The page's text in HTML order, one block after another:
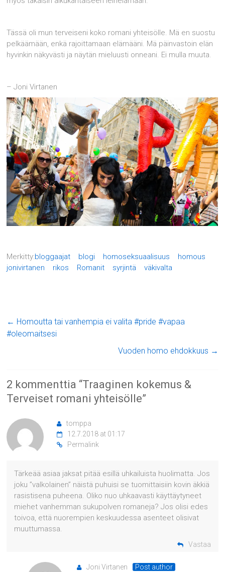
Tässä oli mun terveiseni koko romani yhteisölle. Mä en suostu
pelkäämään, enkä rajoittamaan elämääni. Mä päinvastoin elän
hyvinkin näkyvästi ja näytän mieluusti onneani. Ei mulla muuta.
– Joni Virtanen
Merkitty:bloggaajat blogi homoseksuaalisuus
homous
jonivirtanen
rikos Romanit syrjintä väkivalta
← Homoutta tai vanhempia ei valita #pride #vapaa
#oleomaitsesi
Vuoden homo ehdokkuus →
2 kommenttia “Traaginen kokemus &
Terveiset romani yhteisölle”
tomppa
12.7.2018 at 01:17
Permalink
Tärkeää asiaa jaksat pitää esillä uhkailuista huolimatta. Jos
joku ”valkolainen” näistä puhuisi se tuomittaisiin kovin äkkiä
rasistisena puheena. Oliko nuo uhkaavasti käyttäytyneet
miehet vanhemman sukupolven romaneja? Jos olisi edes
toivoa, että nuorempien keskuudessa asenteet olisivat
muuttumassa.
Vastaa
Joni Virtanen
Post author